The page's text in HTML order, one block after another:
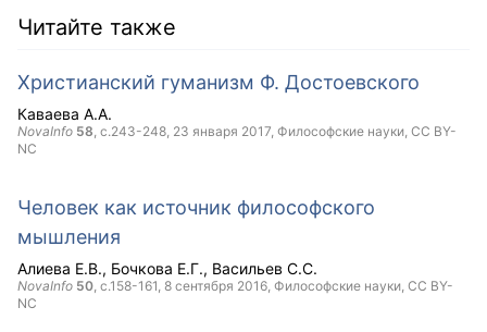
Читайте также
Христианский гуманизм Ф. Достоевского
Каваева А.А.
NovaInfo 58, с.243-248, 23 января 2017, Философские науки, CC BY-
NC
Человек как источник философского
мышления
Алиева Е.В. Бочкова Е.Г. Васильев С.С.
NovaInfo 50, с.158-161, 8 сентября 2016, Философские науки, CC BY-
NC